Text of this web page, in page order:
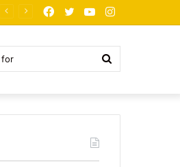
YouTube
Twitter
Facebook